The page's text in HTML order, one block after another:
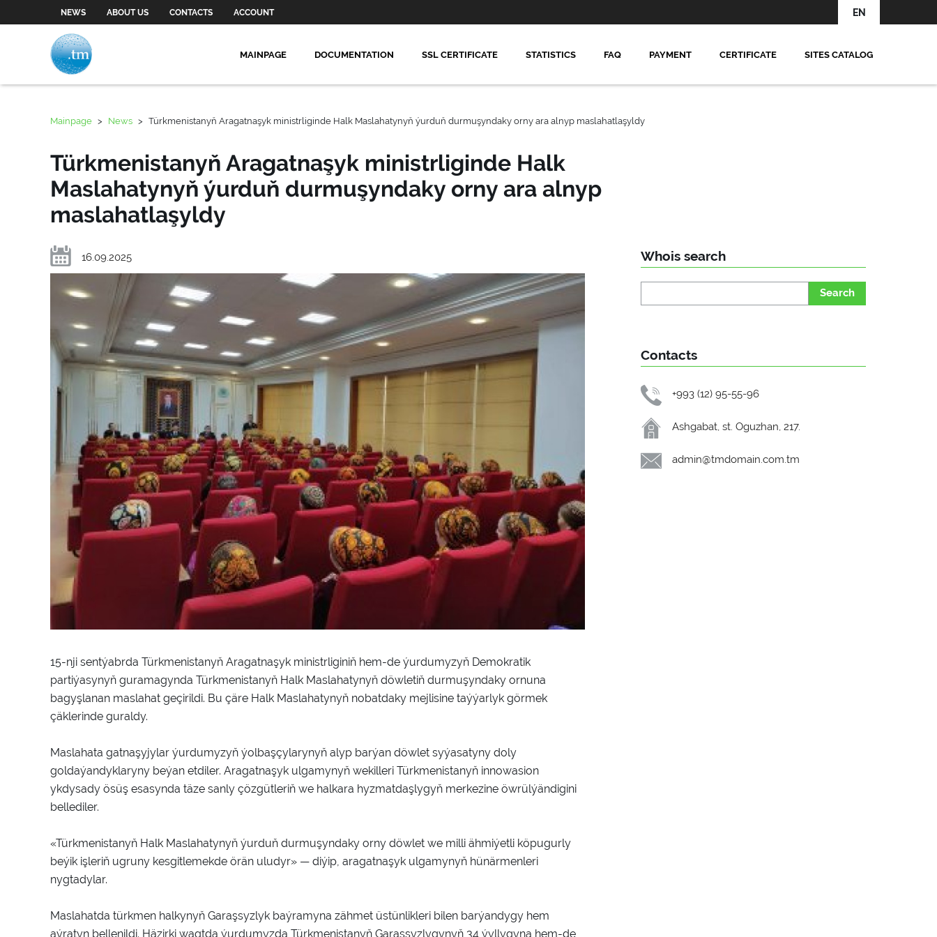
NEWS ABOUT US CONTACTS ACCOUNT EN
MAINPAGE DOCUMENTATION SSL CERTIFICATE STATISTICS FAQ PAYMENT CERTIFICATE SITES CATALOG
Mainpage > News > Türkmenistanyň Aragatnaşyk ministrliginde Halk Maslahatynyň ýurduň durmuşyndaky orny ara alnyp maslahatlaşyldy
Türkmenistanyň Aragatnaşyk ministrliginde Halk
Maslahatynyň ýurduň durmuşyndaky orny ara alnyp
maslahatlaşyldy
16.09.2025
15-nji sentýabrda Türkmenistanyň Aragatnaşyk ministrliginiň hem-de ýurdumyzyň Demokratik
partiýasynyň guramagynda Türkmenistanyň Halk Maslahatynyň döwletiň durmuşyndaky ornuna
bagyşlanan maslahat geçirildi. Bu çäre Halk Maslahatynyň nobatdaky mejlisine taýýarlyk görmek
çäklerinde guraldy.
Maslahata gatnaşyjylar ýurdumyzyň ýolbaşçylarynyň alyp barýan döwlet syýasatyny doly
goldaýandyklaryny beýan etdiler. Aragatnaşyk ulgamynyň wekilleri Türkmenistanyň innowasion
ykdysady ösüş esasynda täze sanly çözgütleriň we halkara hyzmatdaşlygyň merkezine öwrülýändigini
bellediler.
«Türkmenistanyň Halk Maslahatynyň ýurduň durmuşyndaky orny döwlet we milli ähmiýetli köpugurly
beýik işleriň ugruny kesgitlemekde örän uludyr» — diýip, aragatnaşyk ulgamynyň hünärmenleri
nygtadylar.
Maslahatda türkmen halkynyň Garaşsyzlyk baýramyna zähmet üstünlikleri bilen barýandygy hem
aýratyn bellenildi. Häzirki wagtda ýurdumyzda Türkmenistanyň Garaşsyzlygynyň 34 ýyllygyna hem-de
Whois search
Search
Contacts
+993 (12) 95-55-96
Ashgabat, st. Oguzhan, 217.
admin@tmdomain.com.tm